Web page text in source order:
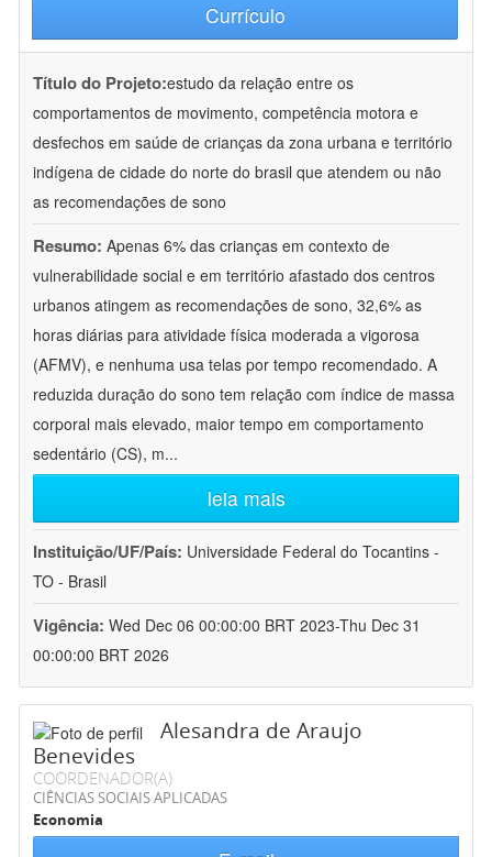
Currículo
Título do Projeto:estudo da relação entre os
comportamentos de movimento, competência motora e
desfechos em saúde de crianças da zona urbana e território
indígena de cidade do norte do brasil que atendem ou não
as recomendações de sono
Resumo: Apenas 6% das crianças em contexto de
vulnerabilidade social e em território afastado dos centros
urbanos atingem as recomendações de sono, 32,6% as
horas diárias para atividade física moderada a vigorosa
(AFMV), e nenhuma usa telas por tempo recomendado. A
reduzida duração do sono tem relação com índice de massa
corporal mais elevado, maior tempo em comportamento
sedentário (CS), m...
leia mais
Instituição/UF/País: Universidade Federal do Tocantins -
TO - Brasil
Vigência: Wed Dec 06 00:00:00 BRT 2023-Thu Dec 31
00:00:00 BRT 2026
Alesandra de Araujo
Benevides
COORDENADOR(A)
CIÊNCIAS SOCIAIS APLICADAS
Economia